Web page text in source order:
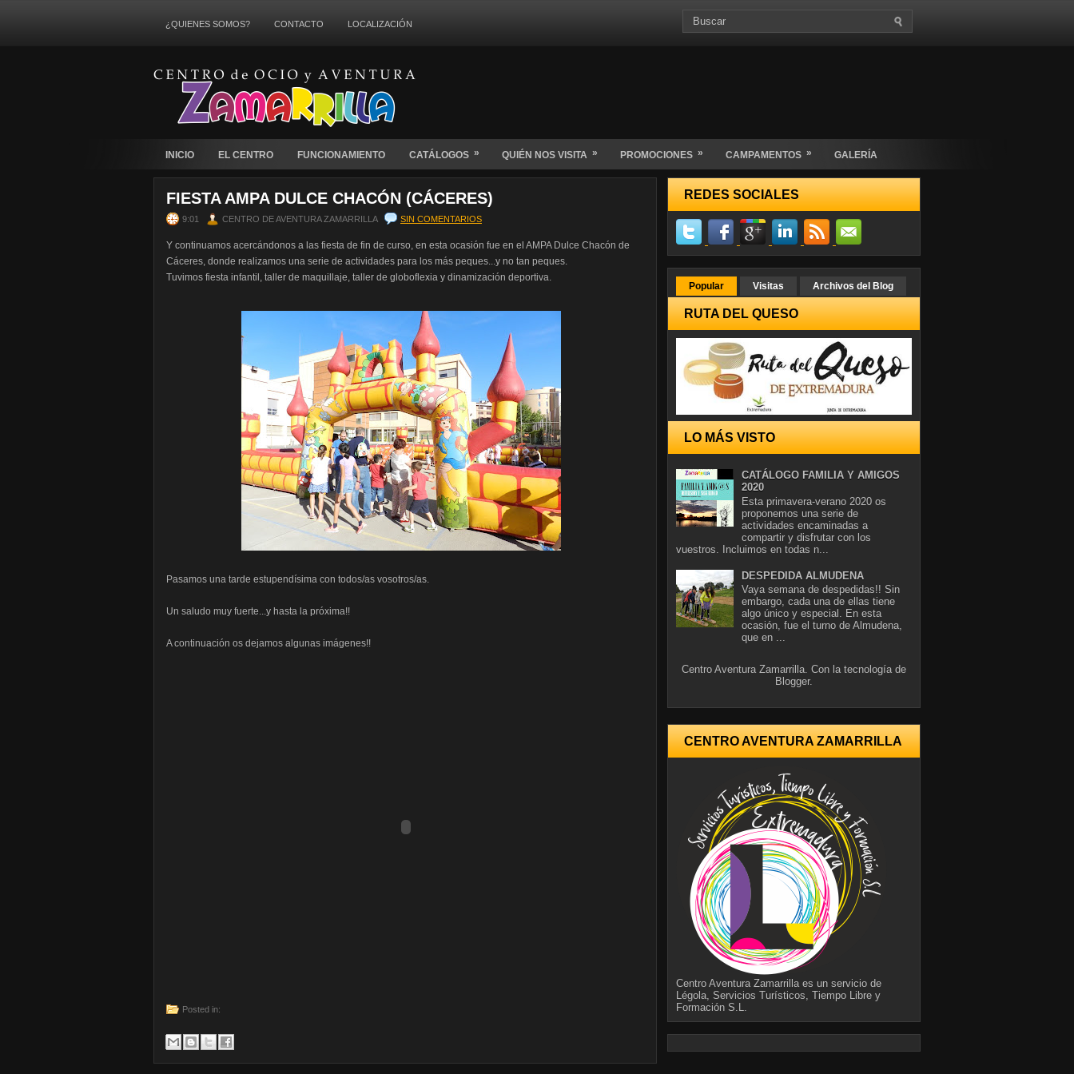
¿QUIENES SOMOS? CONTACTO LOCALIZACIÓN
INICIO EL CENTRO FUNCIONAMIENTO CATÁLOGOS » QUIÉN NOS VISITA » PROMOCIONES » CAMPAMENTOS » GALERÍA
FIESTA AMPA DULCE CHACÓN (CÁCERES)
9:01 CENTRO DE AVENTURA ZAMARRILLA SIN COMENTARIOS
Y continuamos acercándonos a las fiesta de fin de curso, en esta ocasión fue en el AMPA Dulce Chacón de
Cáceres, donde realizamos una serie de actividades para los más peques...y no tan peques.
Tuvimos fiesta infantil, taller de maquillaje, taller de globoflexia y dinamización deportiva.
Pasamos una tarde estupendísima con todos/as vosotros/as.
Un saludo muy fuerte...y hasta la próxima!!
A continuación os dejamos algunas imágenes!!
Posted in:
REDES SOCIALES
Popular Visitas Archivos del Blog
RUTA DEL QUESO
LO MÁS VISTO
CATÁLOGO FAMILIA Y AMIGOS
2020
Esta primavera-verano 2020 os
proponemos una serie de
actividades encaminadas a
compartir y disfrutar con los
vuestros. Incluimos en todas n...
DESPEDIDA ALMUDENA
Vaya semana de despedidas!! Sin
embargo, cada una de ellas tiene
algo único y especial. En esta
ocasión, fue el turno de Almudena,
que en ...
Centro Aventura Zamarrilla. Con la tecnología de
Blogger.
CENTRO AVENTURA ZAMARRILLA
Centro Aventura Zamarrilla es un servicio de
Légola, Servicios Turísticos, Tiempo Libre y
Formación S.L.